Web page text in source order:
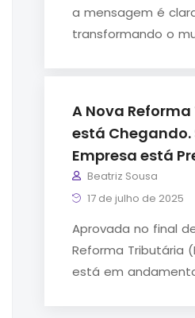
a mensagem é
transformando o
A Nova
está Chegando.
Empresa está
Beatriz Sousa
17 de julho de 2025
Aprovada no final
Reforma Tributária
está em